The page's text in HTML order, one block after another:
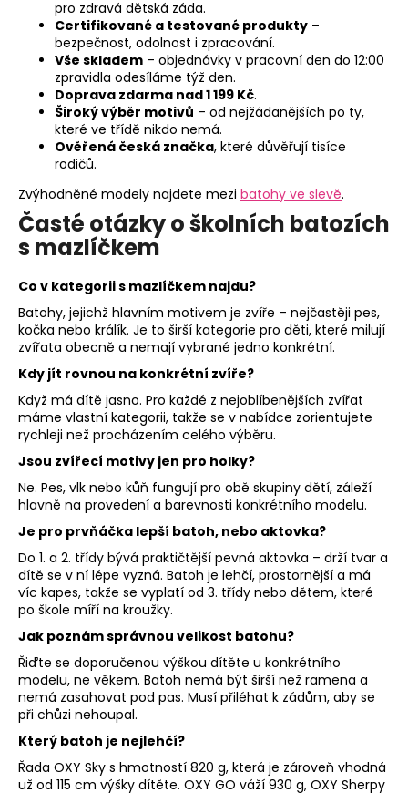
pro zdravá dětská záda.
Certifikované a testované produkty –
bezpečnost, odolnost i zpracování.
Vše skladem – objednávky v pracovní den do 12:00
zpravidla odesíláme týž den.
Doprava zdarma nad 1 199 Kč.
Široký výběr motivů – od nejžádanějších po ty,
které ve třídě nikdo nemá.
Ověřená česká značka, které důvěřují tisíce
rodičů.
Zvýhodněné modely najdete mezi batohy ve slevě.
Časté otázky o školních batozích
s mazlíčkem
Co v kategorii s mazlíčkem najdu?
Batohy, jejichž hlavním motivem je zvíře – nejčastěji pes,
kočka nebo králík. Je to širší kategorie pro děti, které milují
zvířata obecně a nemají vybrané jedno konkrétní.
Kdy jít rovnou na konkrétní zvíře?
Když má dítě jasno. Pro každé z nejoblíbenějších zvířat
máme vlastní kategorii, takže se v nabídce zorientujete
rychleji než procházením celého výběru.
Jsou zvířecí motivy jen pro holky?
Ne. Pes, vlk nebo kůň fungují pro obě skupiny dětí, záleží
hlavně na provedení a barevnosti konkrétního modelu.
Je pro prvňáčka lepší batoh, nebo aktovka?
Do 1. a 2. třídy bývá praktičtější pevná aktovka – drží tvar a
dítě se v ní lépe vyzná. Batoh je lehčí, prostornější a má
víc kapes, takže se vyplatí od 3. třídy nebo dětem, které
po škole míří na kroužky.
Jak poznám správnou velikost batohu?
Řiďte se doporučenou výškou dítěte u konkrétního
modelu, ne věkem. Batoh nemá být širší než ramena a
nemá zasahovat pod pas. Musí přiléhat k zádům, aby se
při chůzi nehoupal.
Který batoh je nejlehčí?
Řada OXY Sky s hmotností 820 g, která je zároveň vhodná
už od 115 cm výšky dítěte. OXY GO váží 930 g, OXY Sherpy